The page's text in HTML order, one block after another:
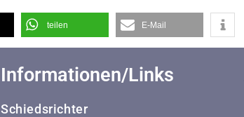
teilen E-Mail
Informationen/Links
Schiedsrichter